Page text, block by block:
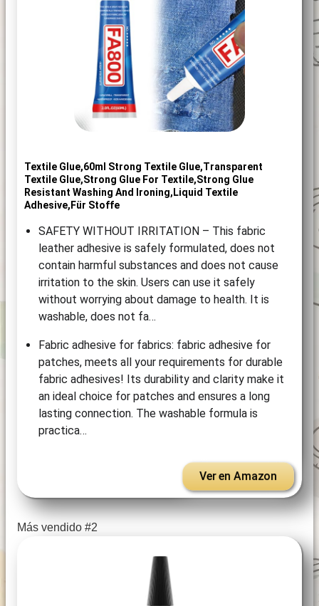
Textile Glue,60ml Strong Textile Glue,Transparent
Textile Glue,Strong Glue For Textile,Strong Glue
Resistant Washing And Ironing,Liquid Textile
Adhesive,für Stoffe
SAFETY WITHOUT IRRITATION – This fabric
leather adhesive is safely formulated, does not
contain harmful substances and does not cause
irritation to the skin. Users can use it safely
without worrying about damage to health. It is
washable, does not fa…
Fabric adhesive for fabrics: fabric adhesive for
patches, meets all your requirements for durable
fabric adhesives! Its durability and clarity make it
an ideal choice for patches and ensures a long
lasting connection. The washable formula is
practica…
Ver en Amazon
Más vendido #2